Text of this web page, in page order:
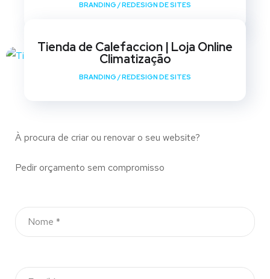
BRANDING /REDESIGN DE SITES
Tienda de Calefaccion | Loja Online
Climatização
BRANDING /REDESIGN DE SITES
À procura de criar ou renovar o seu website?
Pedir orçamento sem compromisso